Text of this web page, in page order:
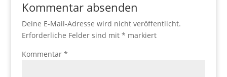
Kommentar absenden
Deine E-Mail-Adresse wird nicht veröffentlicht.
Erforderliche Felder sind mit * markiert
Kommentar *